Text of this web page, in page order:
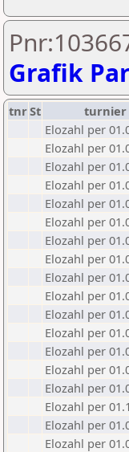
Grafik
tnrSt turnier
Elozahl per
Elozahl per
Elozahl per
Elozahl per
Elozahl per
Elozahl per
Elozahl per
Elozahl per
Elozahl per
Elozahl per
Elozahl per
Elozahl per
Elozahl per
Elozahl per
Elozahl per
Elozahl per
Elozahl per
Elozahl per